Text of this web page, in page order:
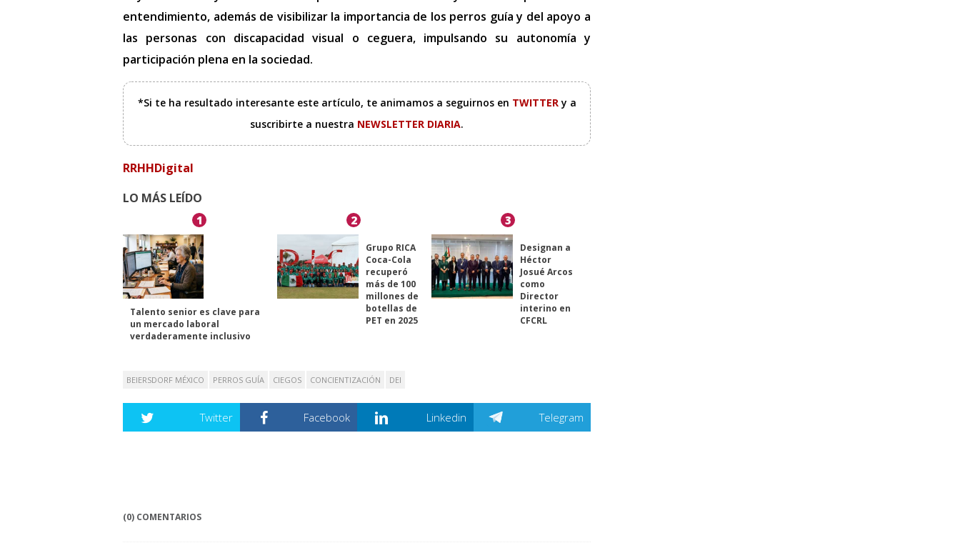
entendimiento, además de visibilizar la importancia de los perros guía y del apoyo a
las personas con discapacidad visual o ceguera, impulsando su autonomía y
participación plena en la sociedad.
*Si te ha resultado interesante este artículo, te animamos a seguirnos en TWITTERy a
suscribirte a nuestra NEWSLETTER DIARIA.
RRHHDigital
LO MÁS LEÍDO
1
Talento senior es clave para
un mercado laboral
verdaderamente inclusivo
2
Grupo RICA
Coca-Cola
recuperó
más de 100
millones de
botellas de
PET en 2025
3
Designan a
Héctor
Josué Arcos
como
Director
interino en
CFCRL
BEIERSDORF MÉXICO PERROS GUÍA CIEGOS CONCIENTIZACIÓN DEI
Twitter Facebook Linkedin Telegram
(0) COMENTARIOS